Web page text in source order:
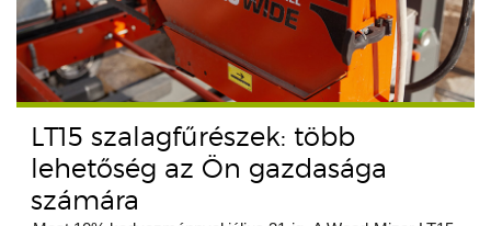
LT15 szalagfűrészek: több
lehetőség az Ön gazdasága
számára